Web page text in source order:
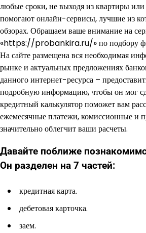
любые сроки, не выходя из квартиры
помогают онлайн-сервисы, лучшие из
обзорах. Обращаем ваше внимание на
«https://probankira.ru/» по подбору
На сайте размещена вся необходимая
рынке и актуальных предложениях
данного интернет-ресурса –
подробную информацию, чтобы он мог
кредитный калькулятор поможет вам
ежемесячные платежи, комиссионные и
значительно облегчит ваши расчеты.
Давайте поближе
Он разделен на 7 частей:
кредитная карта.
дебетовая карточка.
заем.